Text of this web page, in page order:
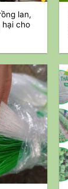
lan,
hại cho